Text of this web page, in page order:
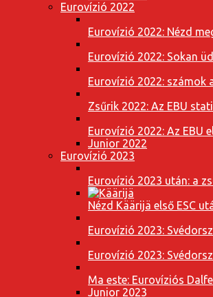
Eurovízió 2022
Eurovízió 2022: Nézd
Eurovízió 2022: Sokan
Eurovízió 2022: számok
Zsűrik 2022: Az EBU
Eurovízió 2022: Az EBU
Junior 2022
Eurovízió 2023
Eurovízió 2023 után: a
Nézd Käärijä első ESC
Eurovízió 2023:
Eurovízió 2023:
Ma este: Eurovíziós
Junior 2023